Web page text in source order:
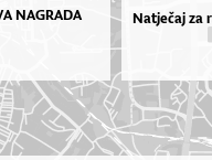
NAGRADA Natječaj za